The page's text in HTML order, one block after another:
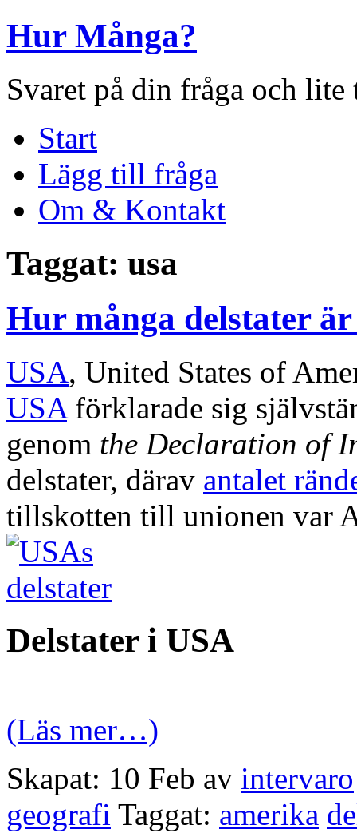
Hur Många?
Svaret på din fråga och
Start
Lägg till fråga
Om & Kontakt
Taggat: usa
Hur många delstater
USA, United States of
USA förklarade sig
genom the Declaration of
delstater, därav antalet
tillskotten till unionen var
Delstater i USA
(Läs mer…)
Skapat: 10 Feb av intervaro
geografi Taggat: amerika